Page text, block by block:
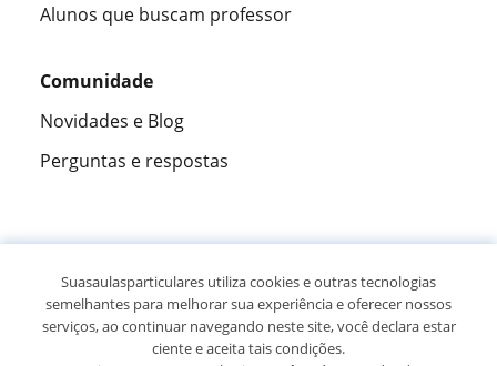
Alunos que buscam professor
Comunidade
Novidades e Blog
Perguntas e respostas
305915opiniões de alunos
Suasaulasparticulares utiliza cookies e outras tecnologias
semelhantes para melhorar sua experiência e oferecer nossos
serviços, ao continuar navegando neste site, você declara estar
ciente e aceita tais condições.